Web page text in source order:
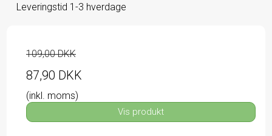
Leveringstid 1-3 hverdage
109,00 DKK
87,90 DKK
(inkl. moms)
Vis produkt